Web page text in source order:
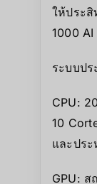
ให้ประ
1000
ระบบป
CPU:
10
และปร
GPU: ส